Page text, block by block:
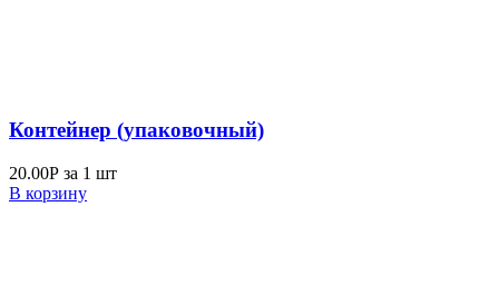
Контейнер (упаковочный)
20.00Р за 1 шт
В корзину